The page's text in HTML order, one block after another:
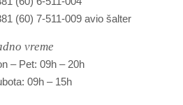
(60) 7-511-009 avio šalter
vreme
– Pet: 09h – 20h
09h – 15h